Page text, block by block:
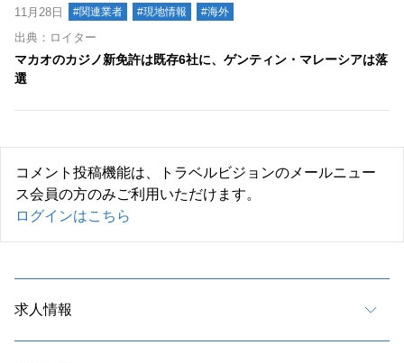
11月28日 #関連業者 #現地情報 #海外
出典：ロイター
マカオのカジノ新免許は既存6社に、ゲンティン・マレーシアは落
選
コメント投稿機能は、トラベルビジョンのメールニュー
ス会員の方のみご利用いただけます。
ログインはこちら
求人情報